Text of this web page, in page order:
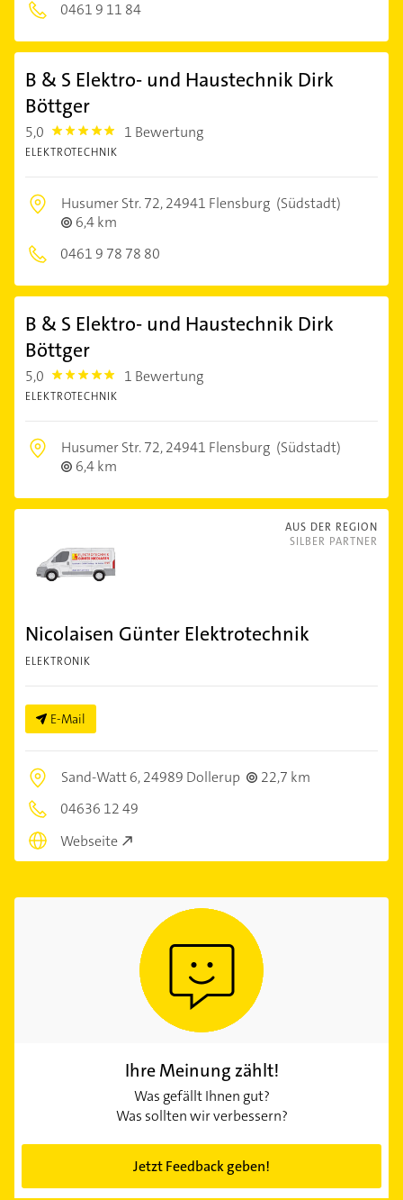
0461 9 11 84
B & S Elektro- und Haustechnik Dirk
Böttger
5,0 5.0 1 Bewertung
ELEKTROTECHNIK
Husumer Str. 72,24941 Flensburg (Südstadt)
6,4 km
0461 9 78 78 80
B & S Elektro- und Haustechnik Dirk
Böttger
5,0 5.0 1 Bewertung
ELEKTROTECHNIK
Husumer Str. 72,24941 Flensburg (Südstadt)
6,4 km
AUS DER REGION
SILBER PARTNER
Nicolaisen Günter Elektrotechnik
ELEKTRONIK
E-Mail
Sand-Watt 6,24989 Dollerup
22,7 km
04636 12 49
Webseite
Ihre Meinung zählt!
Was gefällt Ihnen gut?
Was sollten wir verbessern?
Jetzt Feedback geben!